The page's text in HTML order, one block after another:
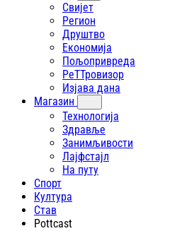
Свијет
Регион
Друштво
Економија
Пољопривреда
РеТТровизор
Изјава дана
Магазин
Технологија
Здравље
Занимљивости
Лајфстajл
На путу
Спорт
Култура
Став
Pottcast